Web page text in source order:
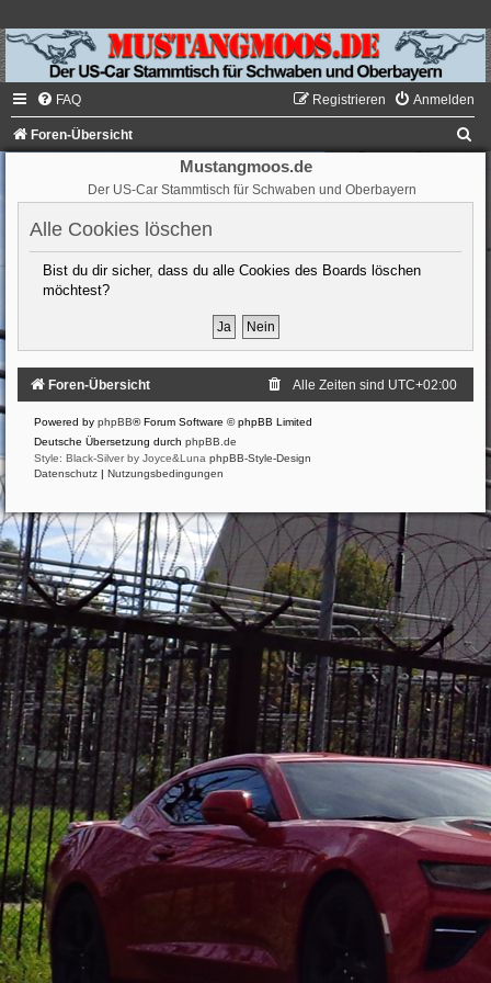
FAQ Anmelden
Registrieren
Foren-Übersicht
Mustangmoos.de
Der US-Car Stammtisch für Schwaben und Oberbayern
Alle Cookies löschen
Bist du dir sicher, dass du alle Cookies des Boards löschen
möchtest?
Foren-Übersicht Alle Zeiten sind UTC+02:00
Powered by phpBB® Forum Software © phpBB Limited
Deutsche Übersetzung durch phpBB.de
Style: Black-Silver by Joyce&Luna phpBB-Style-Design
Datenschutz
Nutzungsbedingungen